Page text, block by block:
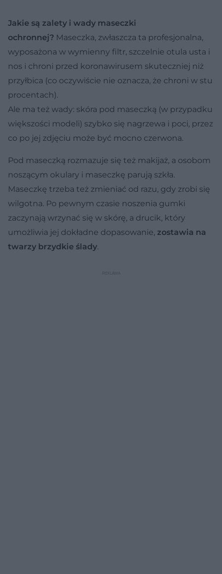
Jakie są zalety i wady maseczki
ochronnej? Maseczka, zwłaszcza ta profesjonalna,
wyposażona w wymienny filtr, szczelnie otula usta i
nos i chroni przed koronawirusem skuteczniej niż
przyłbica (co oczywiście nie oznacza, że chroni w stu
procentach).
Ale ma też wady: skóra pod maseczką (w przypadku
większości modeli) szybko się nagrzewa i poci, przez
co po jej zdjęciu może być mocno czerwona.
Pod maseczką rozmazuje się też makijaż, a osobom
noszącym okulary i maseczkę parują szkła.
Maseczkę trzeba też zmieniać od razu, gdy zrobi się
wilgotna. Po pewnym czasie noszenia gumki
zaczynają wrzynać się w skórę, a drucik, który
umożliwia jej dokładne dopasowanie, zostawia na
twarzy brzydkie ślady.